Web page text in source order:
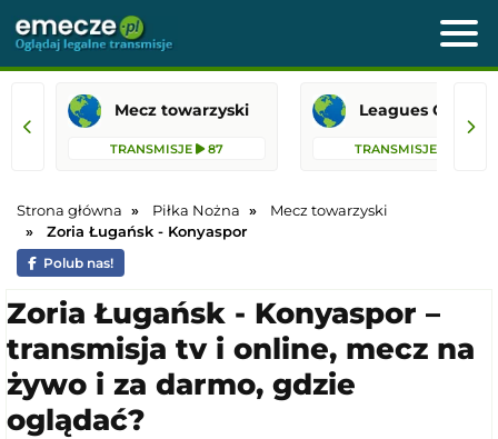
Mecz towarzyski
TRANSMISJE 87 TRANSMISJE
Strona główna Piłka Nożna
Mecz towarzyski
Zoria Ługańsk - Konyaspor
Polub nas!
Zoria Ługańsk - Konyaspor –
transmisja tv i online, mecz na
żywo i za darmo, gdzie
oglądać?